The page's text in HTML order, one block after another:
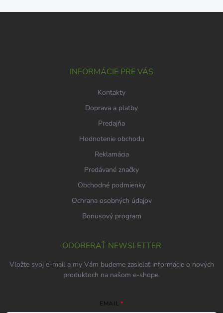
INFORMÁCIE PRE VÁS
Kontakty
Doprava a platby
Predajňa
Hodnotenie obchodu
Reklamácia
Predávané značky
Obchodné podmienky
Ochrana osobných údajov
Bonusový program
ODOBERAŤ NEWSLETTER
Vložte svoj e-mail a my Vám budeme zasielať informácie o nových
produktoch na našom e-shope.
EMAIL